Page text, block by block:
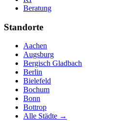
Beratung
Standorte
Aachen
Augsburg
Bergisch Gladbach
Berlin
Bielefeld
Bochum
Bonn
Bottrop
Alle Städte →